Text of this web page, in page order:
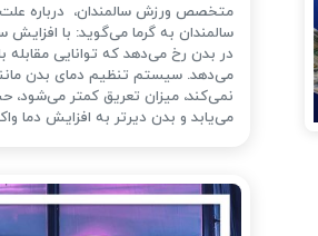
متخصص ورزش سالمندان، درباره
سالمندان به گرما می‌گوید: با
در بدن رخ می‌دهد که توانایی مقابله
می‌دهد. سیستم تنظیم دمای بدن
نمی‌کند، میزان تعریق کمتر
می‌یابد و بدن دیرتر به افزایش دما